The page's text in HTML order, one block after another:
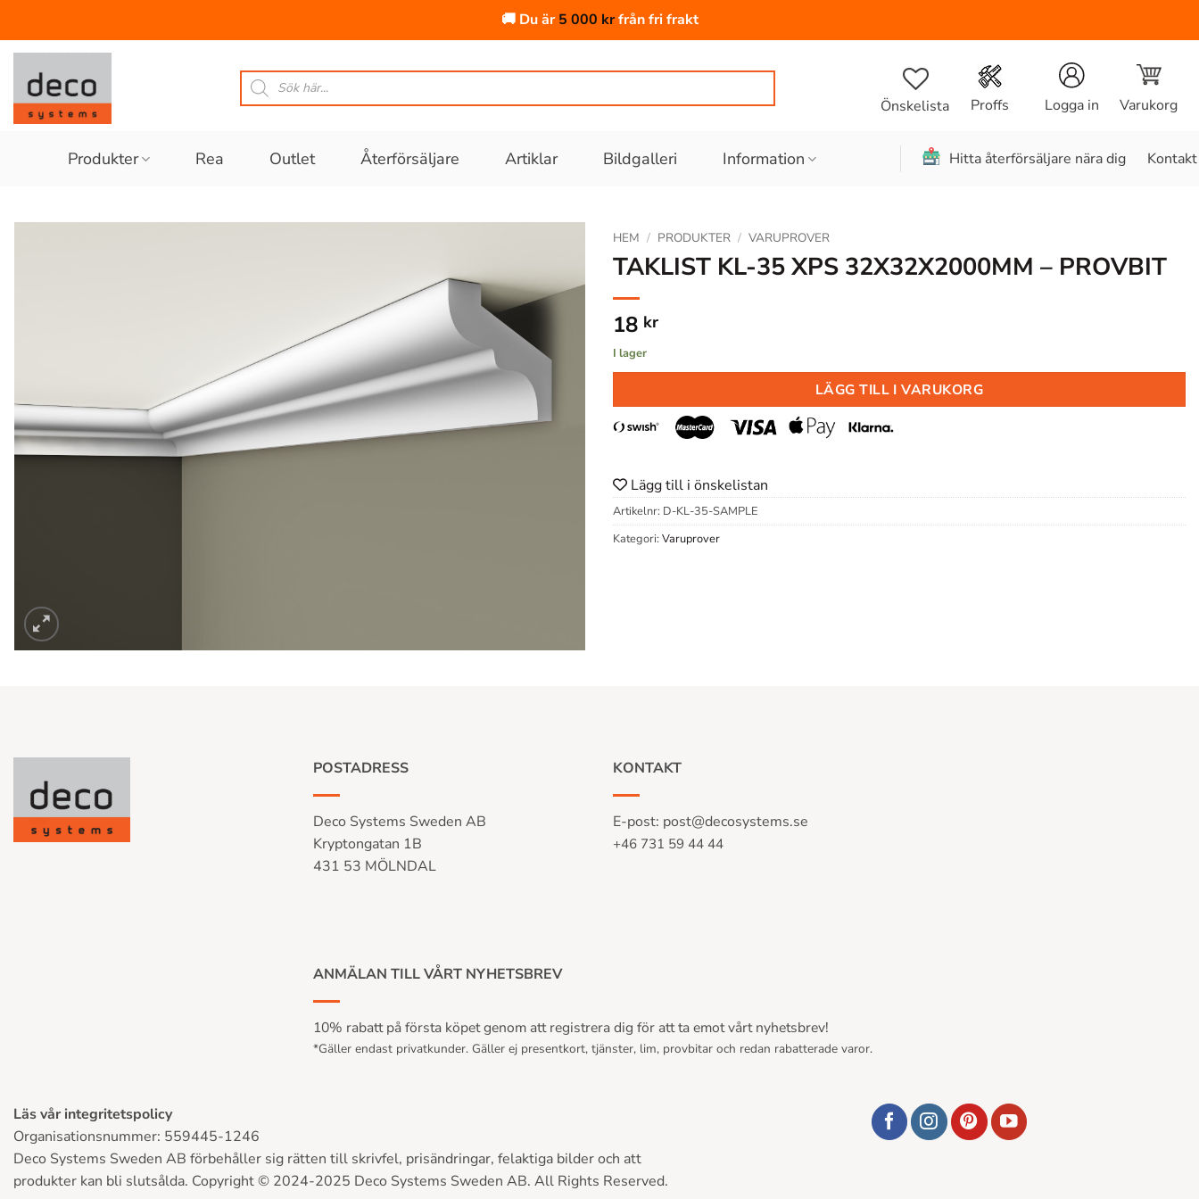
🚚 Du är5 000 krfrån fri frakt
Skip
content
Produktsökning
Önskelista Proffs Logga in Varukorg
Produkter Rea Outlet Återförsäljare Artiklar Bildgalleri Information Hitta återförsäljare nära dig Kontakt
Lägg till
önskelistan
HEM / PRODUKTER / VARUPROVER
TAKLIST KL-35 XPS 32X32X2000MM – PROVBIT
18 kr
I lager
LÄGG TILL I VARUKORG
Lägg till i önskelistan
Artikelnr: D-KL-35-SAMPLE
Kategori: Varuprover
POSTADRESS
Deco Systems Sweden AB
Kryptongatan 1B
431 53 MÖLNDAL
KONTAKT
E-post: post@decosystems.se
+46 731 59 44 44
ANMÄLAN TILL VÅRT NYHETSBREV
10% rabatt på första köpet genom att registrera dig för att ta emot vårt nyhetsbrev!
*Gäller endast privatkunder. Gäller ej presentkort, tjänster, lim, provbitar och redan rabatterade varor.
Läs vår integritetspolicy
Organisationsnummer: 559445-1246
Deco Systems Sweden AB förbehåller sig rätten till skrivfel, prisändringar, felaktiga bilder och att
produkter kan bli slutsålda. Copyright © 2024-2025 Deco Systems Sweden AB. All Rights Reserved.